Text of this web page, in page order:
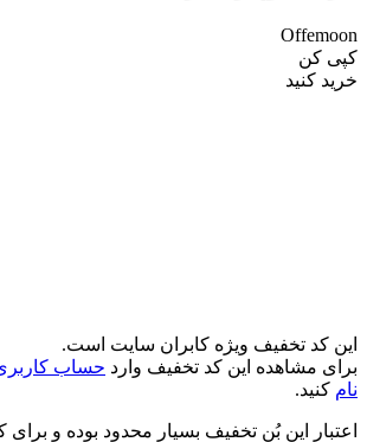
Offemoon
کپی کن
خرید کنید
این کد تخفیف ویژه کابران سایت است.
برای مشاهده این کد تخفیف وارد حساب
نام کنید.
اعتبار این بُن تخفیف بسیار محدود بوده و